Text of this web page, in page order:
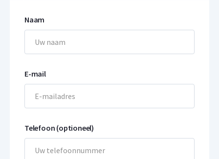
Naam
E-mail
Telefoon (optioneel)